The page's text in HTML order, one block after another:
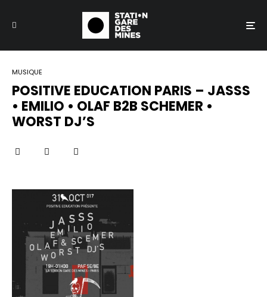
MUSIQUE
POSITIVE EDUCATION PARIS – JASSS
• EMILIO • OLAF B2B SCHEMER •
WORST DJ’S